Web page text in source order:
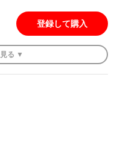
登録して購入
見る ▼